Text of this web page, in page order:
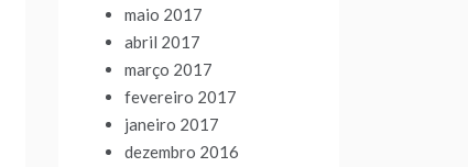
maio 2017
abril 2017
março 2017
fevereiro 2017
janeiro 2017
dezembro 2016